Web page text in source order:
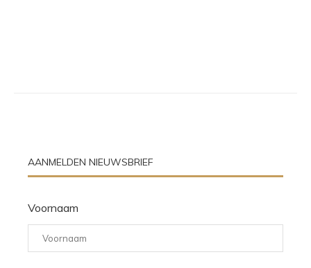
AANMELDEN NIEUWSBRIEF
Voornaam